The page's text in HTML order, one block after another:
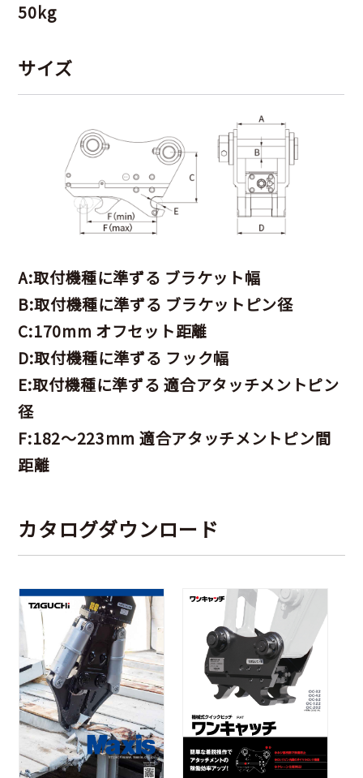
50kg
サイズ
A:取付機種に準ずる ブラケット幅
B:取付機種に準ずる ブラケットピン径
C:170mm オフセット距離
D:取付機種に準ずる フック幅
E:取付機種に準ずる 適合アタッチメントピン
径
F:182～223mm 適合アタッチメントピン間
距離
カタログダウンロード